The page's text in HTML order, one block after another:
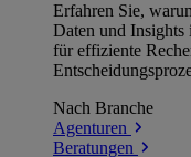
Erfahren Sie,
Daten und
für effiziente
Nach Branche
Agenturen
Beratungen